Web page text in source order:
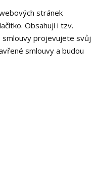
stránek
Obsahují i tzv.
smlouvy projevujete svůj
smlouvy a budou